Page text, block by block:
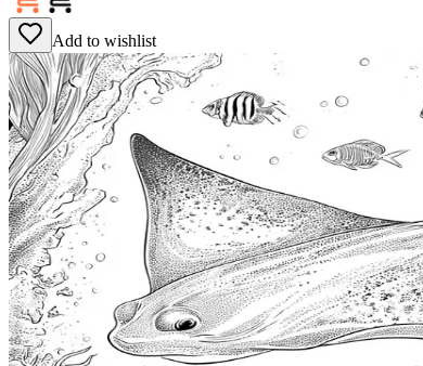
Add to wishlist